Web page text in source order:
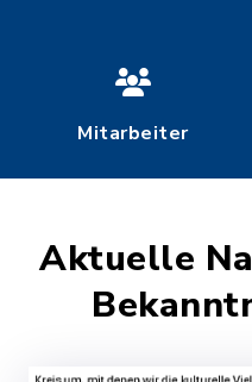
Mitarbeiter
Aktuelle